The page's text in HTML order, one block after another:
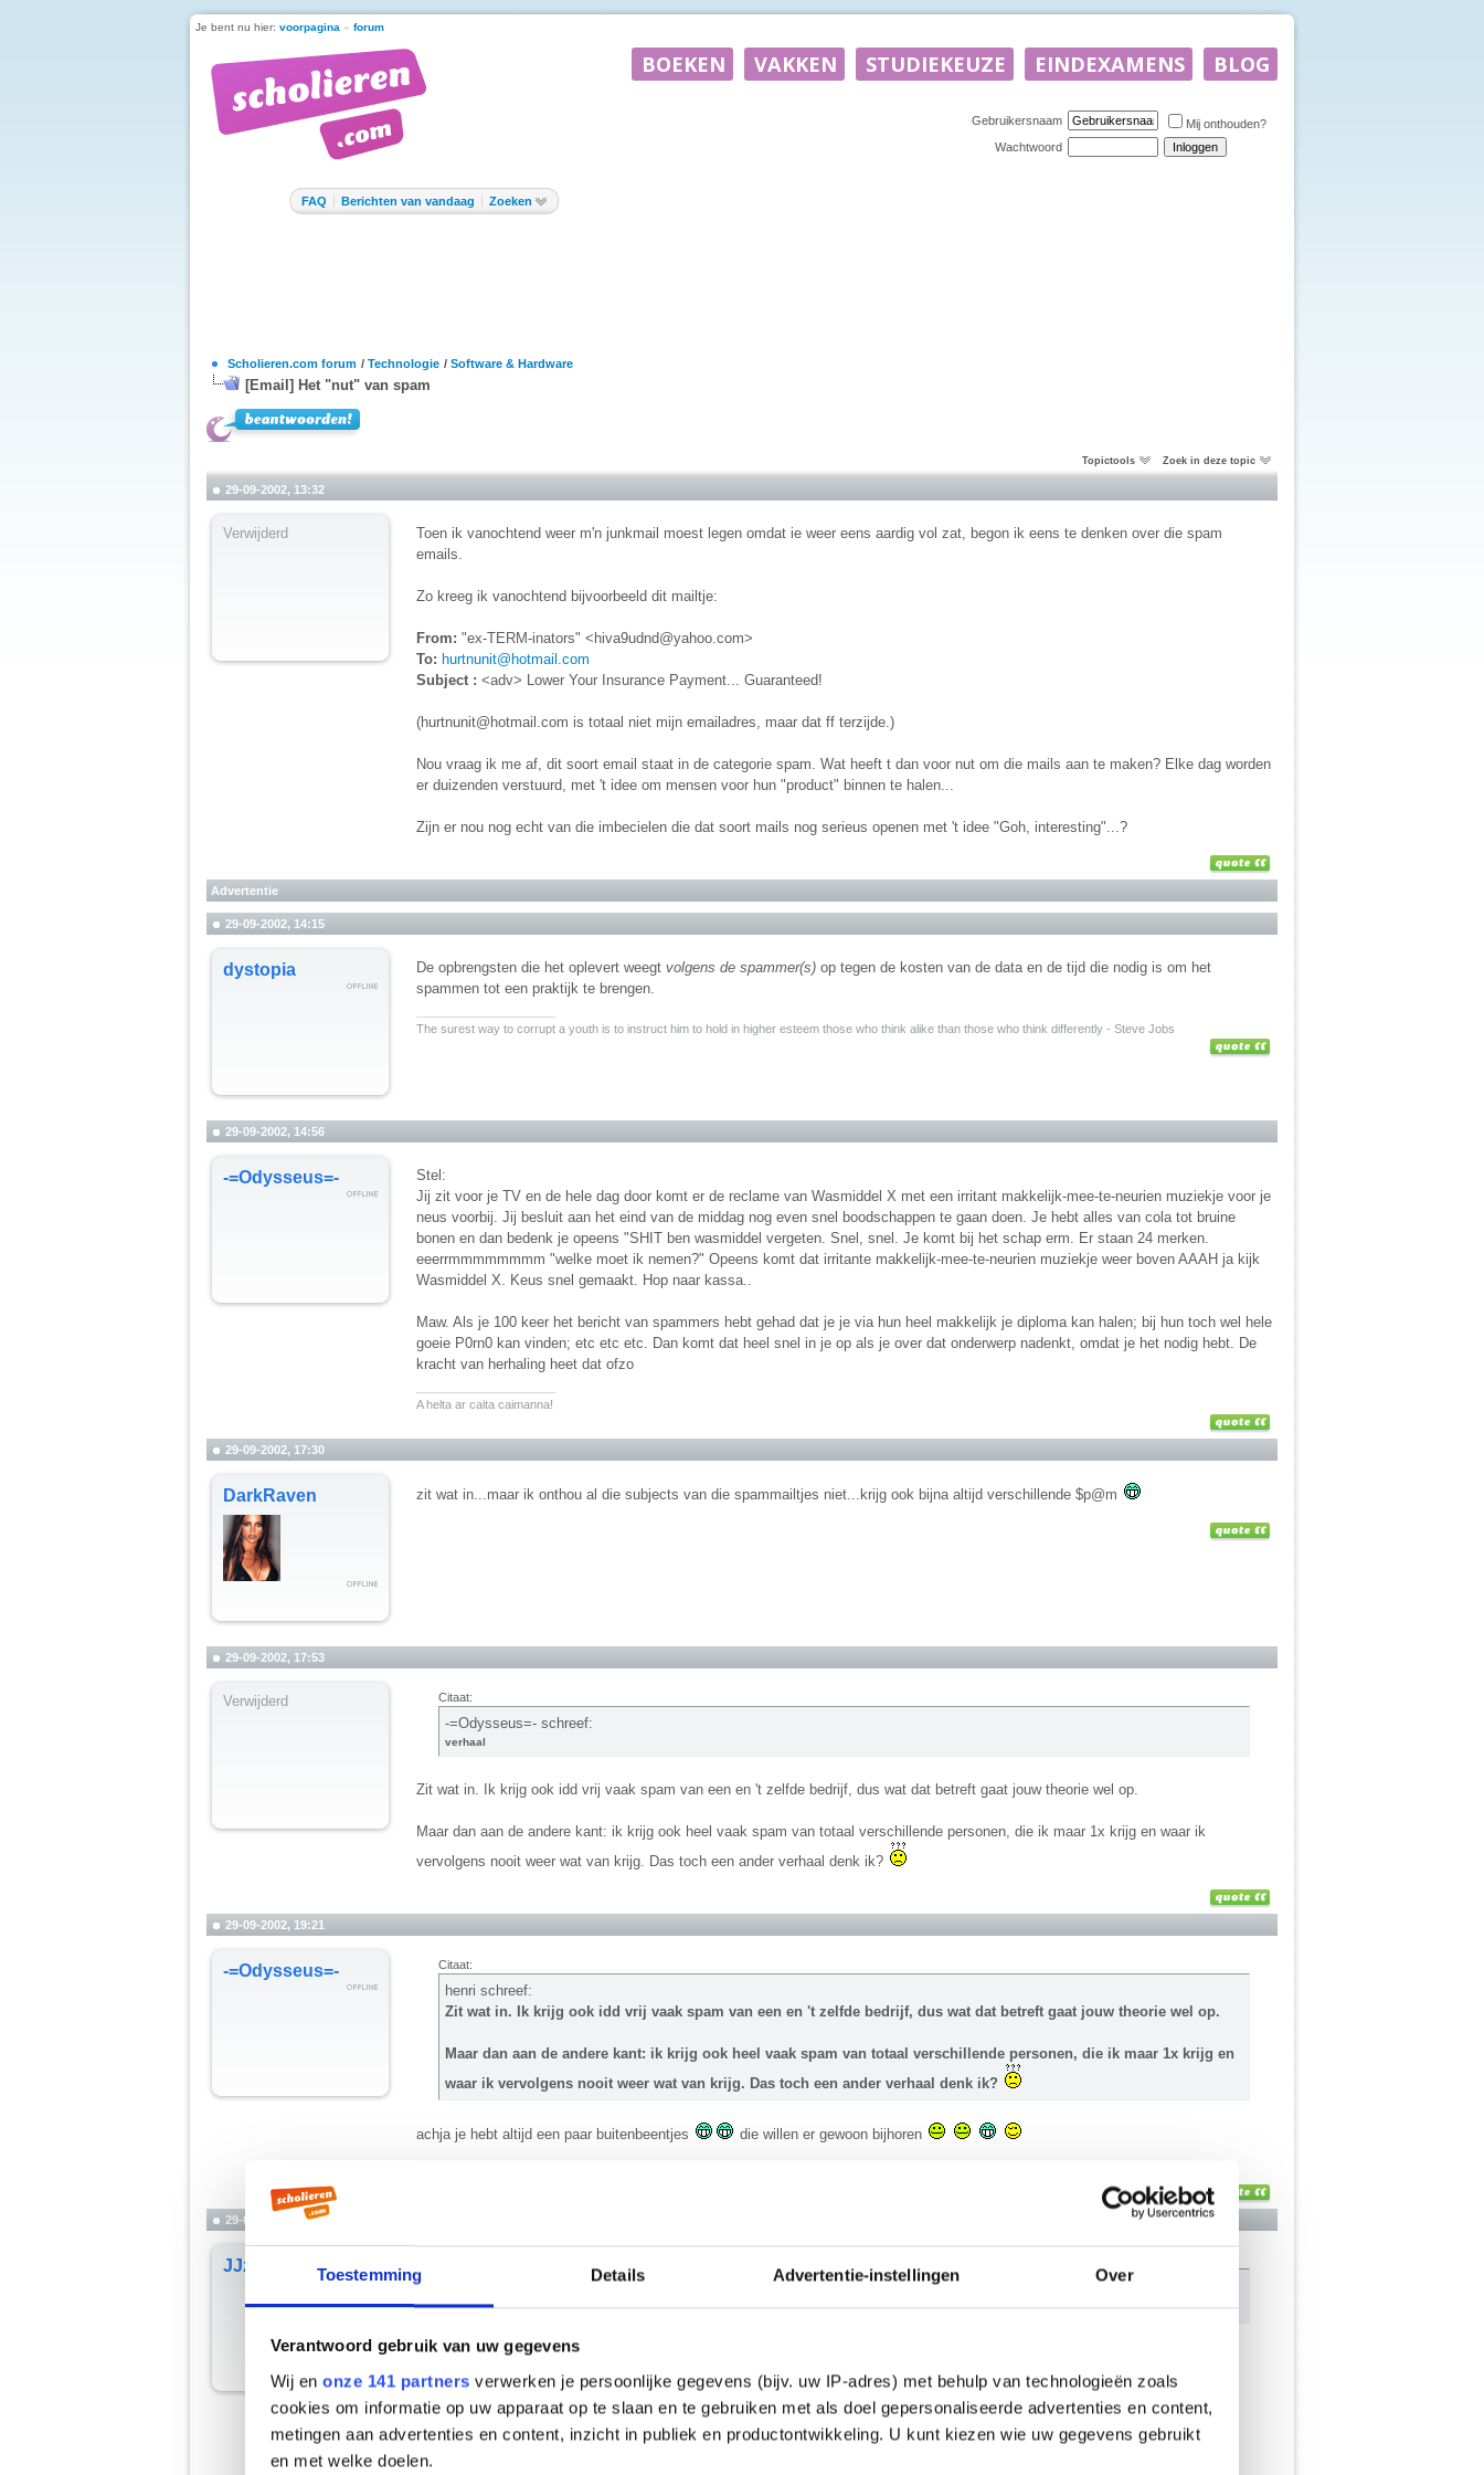
Toestemming Details Advertentie-instellingen Over
Verantwoord gebruik van uw gegevens
Wij en onze 141 partners verwerken je persoonlijke gegevens (bijv. uw IP-adres) met behulp van technologieën zoals
cookies om informatie op uw apparaat op te slaan en te gebruiken met als doel gepersonaliseerde advertenties en content,
metingen aan advertenties en content, inzicht in publiek en productontwikkeling. U kunt kiezen wie uw gegevens gebruikt
en met welke doelen.
Je bent nu hier: voorpagina » forum
Gebruikersnaam
Mij onthouden?
Wachtwoord
FAQ Berichten van vandaag Zoeken
Scholieren.com forum / Technologie / Software & Hardware
[Email] Het "nut" van spam
Topictools Zoek in deze topic
29-09-2002, 13:32
Verwijderd
Toen ik vanochtend weer m'n junkmail moest legen omdat ie weer eens aardig vol zat, begon ik eens te denken over die spam
emails.
Zo kreeg ik vanochtend bijvoorbeeld dit mailtje:
From: "ex-TERM-inators" <hiva9udnd@yahoo.com>
To: hurtnunit@hotmail.com
Subject : <adv> Lower Your Insurance Payment... Guaranteed!
(hurtnunit@hotmail.com is totaal niet mijn emailadres, maar dat ff terzijde.)
Nou vraag ik me af, dit soort email staat in de categorie spam. Wat heeft t dan voor nut om die mails aan te maken? Elke dag worden
er duizenden verstuurd, met 't idee om mensen voor hun "product" binnen te halen...
Zijn er nou nog echt van die imbecielen die dat soort mails nog serieus openen met 't idee "Goh, interesting"...?
Advertentie
29-09-2002, 14:15
dystopia De opbrengsten die het oplevert weegt volgens de spammer(s) op tegen de kosten van de data en de tijd die nodig is om het
spammen tot een praktijk te brengen.
The surest way to corrupt a youth is to instruct him to hold in higher esteem those who think alike than those who think differently - Steve Jobs
29-09-2002, 14:56
-=Odysseus=-
Stel:
Jij zit voor je TV en de hele dag door komt er de reclame van Wasmiddel X met een irritant makkelijk-mee-te-neurien muziekje voor je
neus voorbij. Jij besluit aan het eind van de middag nog even snel boodschappen te gaan doen. Je hebt alles van cola tot bruine
bonen en dan bedenk je opeens "SHIT ben wasmiddel vergeten. Snel, snel. Je komt bij het schap erm. Er staan 24 merken.
eeerrmmmmmmmm "welke moet ik nemen?" Opeens komt dat irritante makkelijk-mee-te-neurien muziekje weer boven AAAH ja kijk
Wasmiddel X. Keus snel gemaakt. Hop naar kassa..
Maw. Als je 100 keer het bericht van spammers hebt gehad dat je je via hun heel makkelijk je diploma kan halen; bij hun toch wel hele
goeie P0rn0 kan vinden; etc etc etc. Dan komt dat heel snel in je op als je over dat onderwerp nadenkt, omdat je het nodig hebt. De
kracht van herhaling heet dat ofzo
A helta ar caita caimanna!
29-09-2002, 17:30
DarkRaven zit wat in...maar ik onthou al die subjects van die spammailtjes niet...krijg ook bijna altijd verschillende $p@m
29-09-2002, 17:53
Verwijderd Citaat:
-=Odysseus=- schreef:
verhaal
Zit wat in. Ik krijg ook idd vrij vaak spam van een en 't zelfde bedrijf, dus wat dat betreft gaat jouw theorie wel op.
Maar dan aan de andere kant: ik krijg ook heel vaak spam van totaal verschillende personen, die ik maar 1x krijg en waar ik
vervolgens nooit weer wat van krijg. Das toch een ander verhaal denk ik?
29-09-2002, 19:21
-=Odysseus=- Citaat:
henri schreef:
Zit wat in. Ik krijg ook idd vrij vaak spam van een en 't zelfde bedrijf, dus wat dat betreft gaat jouw theorie wel op.
Maar dan aan de andere kant: ik krijg ook heel vaak spam van totaal verschillende personen, die ik maar 1x krijg en
waar ik vervolgens nooit weer wat van krijg. Das toch een ander verhaal denk ik?
achja je hebt altijd een paar buitenbeentjes
die willen er gewoon bijhoren
29-09-2002, 21:36
JJzD
-=Odysseus=- schreef:
Goed verhaal uit zuiver reclame oogpunt bekeken
maar niet realistisch voor spam emails
ik hbe er 25 per dag en ze gaan de prullenbak in.
ik hbe geen enkel ideee wat er vandaag inzat en als ik dat wel zou weten zou ik die sites ook niet terug kunnen vinden
__________________